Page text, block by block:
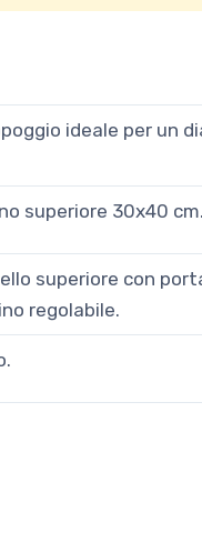
ideale per un
superiore 30x40 cm.
superiore con
regolabile.